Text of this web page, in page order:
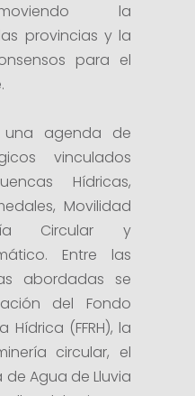
la
provincias y la
para el
una agenda de
vinculados
Hídricas,
Movilidad
Circular y
Entre las
abordadas se
del Fondo
Hídrica (FFRH), la
circular, el
Agua de Lluvia